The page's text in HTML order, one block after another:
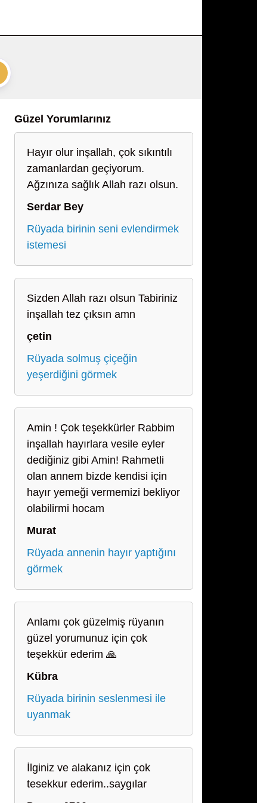
Güzel Yorumlarınız
Hayır olur inşallah, çok sıkıntılı
zamanlardan geçiyorum.
Ağzınıza sağlık Allah razı olsun.
Serdar Bey
Rüyada birinin seni evlendirmek
istemesi
Sizden Allah razı olsun Tabiriniz
inşallah tez çıksın amn
çetin
Rüyada solmuş çiçeğin
yeşerdiğini görmek
Amin ! Çok teşekkürler Rabbim
inşallah hayırlara vesile eyler
dediğiniz gibi Amin! Rahmetli
olan annem bizde kendisi için
hayır yemeği vermemizi bekliyor
olabilirmi hocam
Murat
Rüyada annenin hayır yaptığını
görmek
Anlamı çok güzelmiş rüyanın
güzel yorumunuz için çok
teşekkür ederim 🙏
Kübra
Rüyada birinin seslenmesi ile
uyanmak
İlginiz ve alakanız için çok
tesekkur ederim..saygılar